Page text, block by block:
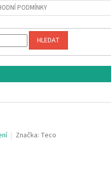
PODMÍNKY
HLEDAT
Značka: Teco